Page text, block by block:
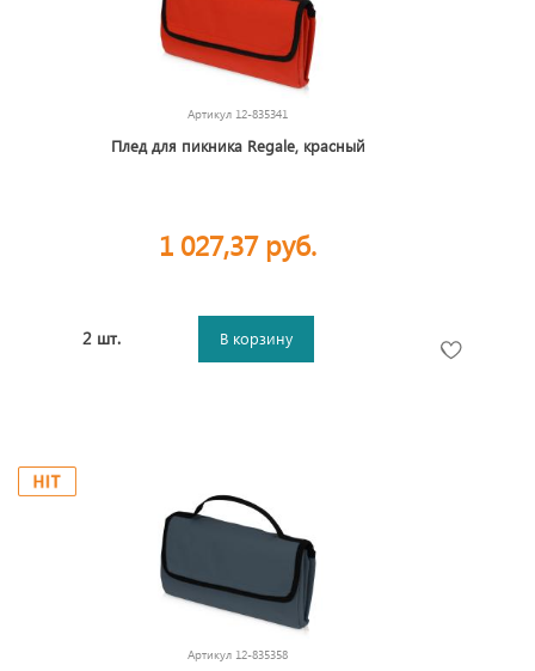
Артикул 12-835341
Плед для пикника Regale, красный
1 027,37 руб.
2 шт. В корзину
Артикул 12-835358